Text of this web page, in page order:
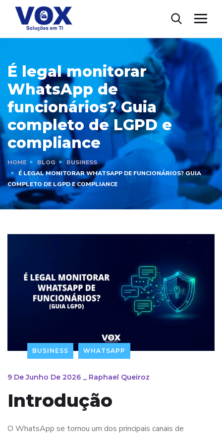
É legal monitorar
WhatsApp de
funcionários? Guia
completo de LGPD e
compliance
HOME BLOG
BUSINESS
É LEGAL MONITORAR WHATSAPP DE FUNCIONÁRIOS? GUIA
COMPLETO DE LGPD E COMPLIANCE
BUSINESS WHATSAPP
9 De Junho De 2026 Raphael Queiroz
Introdução
O WhatsApp se tornou um dos principais canais de